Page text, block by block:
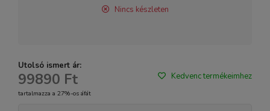
Nincs készleten
Utolsó ismert ár:
99890 Ft
tartalmazza a 27%-os áfát
Kedvenc termékeimhez